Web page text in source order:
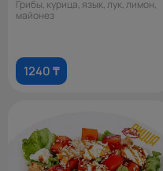
Грибы, курица, язык, лук, лимон,
майонез
1240 ₸